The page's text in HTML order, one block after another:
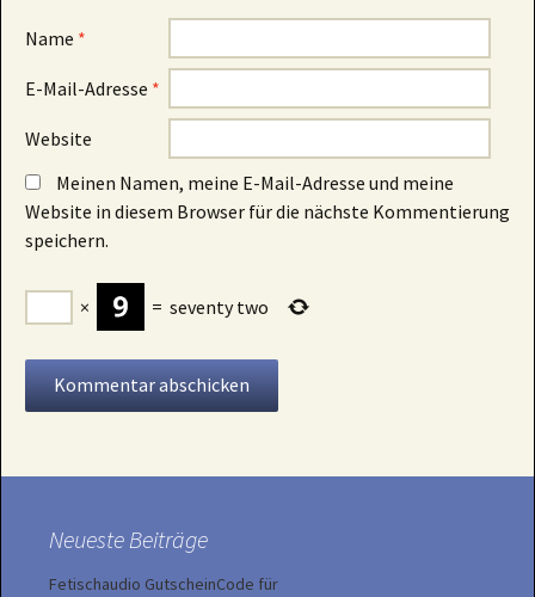
Name *
E-Mail-Adresse *
Website
Meinen Namen, meine E-Mail-Adresse und meine
Website in diesem Browser für die nächste Kommentierung
speichern.
× = seventy two
Neueste Beiträge
Fetischaudio GutscheinCode für